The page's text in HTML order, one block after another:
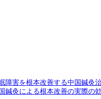
障害を根本改善する中国鍼灸
鍼灸による根本改善の実際の